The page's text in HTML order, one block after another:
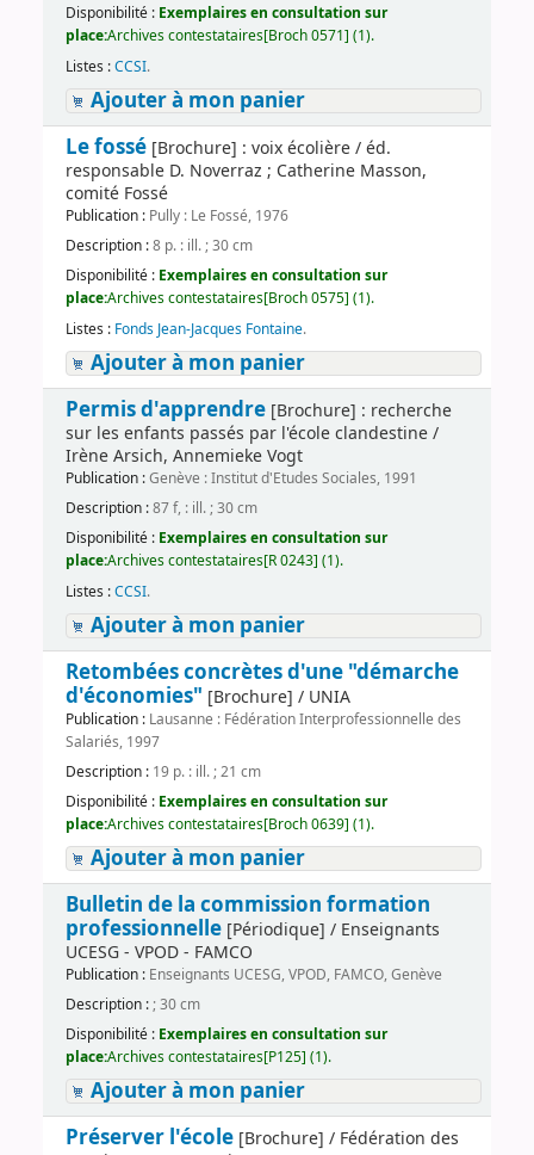
Disponibilité : Exemplaires en consultation sur
place:Archives contestataires[Broch 0571] (1).
Listes :CCSI.
Ajouter à mon panier
Le fossé[Brochure] : voix écolière / éd.
responsable D. Noverraz ; Catherine Masson,
comité Fossé
Publication : Pully : Le Fossé, 1976
Description :8 p. : ill. ; 30 cm
Disponibilité : Exemplaires en consultation sur
place:Archives contestataires[Broch 0575] (1).
Listes : Fonds Jean-Jacques Fontaine.
Ajouter à mon panier
Permis d'apprendre[Brochure] : recherche
sur les enfants passés par l'école clandestine /
Irène Arsich, Annemieke Vogt
Publication :Genève : Institut d'Etudes Sociales, 1991
Description :87 f, : ill. ; 30 cm
Disponibilité : Exemplaires en consultation sur
place:Archives contestataires[R 0243] (1).
Listes :CCSI.
Ajouter à mon panier
Retombées concrètes d'une "démarche
d'économies" [Brochure] / UNIA
Publication : Lausanne : Fédération Interprofessionnelle des
Salariés, 1997
Description : 19 p. : ill. ; 21 cm
Disponibilité : Exemplaires en consultation sur
place:Archives contestataires[Broch 0639] (1).
Ajouter à mon panier
Bulletin de la commission formation
professionnelle[Périodique] / Enseignants
UCESG - VPOD - FAMCO
Publication : Enseignants UCESG, VPOD, FAMCO, Genève
Description :; 30 cm
Disponibilité : Exemplaires en consultation sur
place:Archives contestataires[P125] (1).
Ajouter à mon panier
Préserver l'école[Brochure] / Fédération des